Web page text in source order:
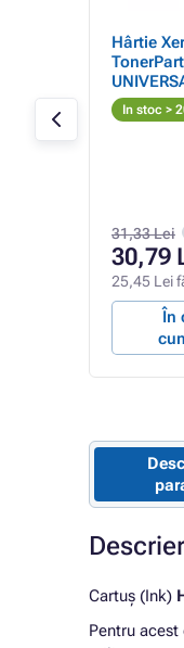
Hârtie
In stoc >
31,33 Lei
30,79
25,45 Lei
În
Cartuș (Ink)
Pentru